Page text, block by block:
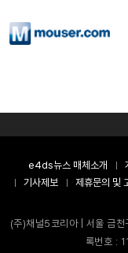
e4ds뉴스 매체소개
기사제보
제휴문의 및
(주)채널5코리아 | 서울 금
록번호 :